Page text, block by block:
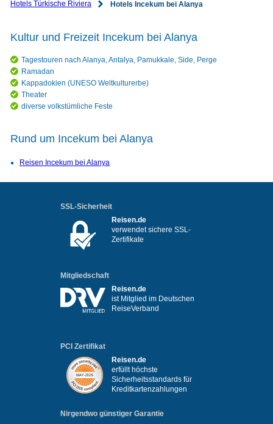
Hotels Türkische Riviera
Hotels Incekum bei Alanya
Kultur und Freizeit Incekum bei Alanya
Tagestouren nach Alanya, Antalya, Pamukkale, Side, Perge
Ramadan
Kappadokien (UNESO Weltkulturerbe)
Theater
diverse volkstümliche Feste
Rund um Incekum bei Alanya
Reisen Incekum bei Alanya
SSL-Sicherheit
Reisen.de
verwendet sichere SSL-
Zertifikate
Mitgliedschaft
Reisen.de
ist Mitglied im Deutschen
ReiseVerband
PCI Zertifikat
Reisen.de
erfüllt höchste
Sicherheitsstandards für
Kreditkartenzahlungen
Nirgendwo günstiger Garantie